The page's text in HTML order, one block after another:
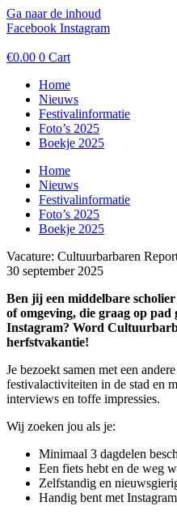
Ga naar de inhoud
Facebook Instagram
€0.00 0 Cart
Home
Nieuws
Festivalinformatie
Foto’s 2025
Boekje 2025
Home
Nieuws
Festivalinformatie
Foto’s 2025
Boekje 2025
Vacature: Cultuurbarbaren
30 september 2025
Ben jij een middelbare
of omgeving, die graag op pad
Instagram? Word
herfstvakantie!
Je bezoekt samen met een
festivalactiviteiten in de stad en
interviews en toffe impressies.
Wij zoeken jou als je:
Minimaal 3 dagdelen
Een fiets hebt en de weg
Zelfstandig en
Handig bent met Instagram